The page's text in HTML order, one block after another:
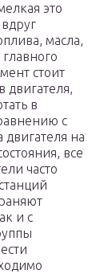
это
масла,
стоит
двигателя,
в
с
на
все
часто
и с